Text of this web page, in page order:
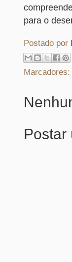
para o
Postado por
Marcadores:
Postar